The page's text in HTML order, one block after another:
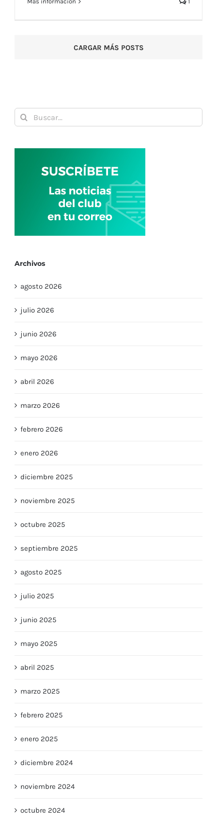
CARGAR MÁS POSTS
Buscar:
Archivos
agosto 2026
julio 2026
junio 2026
mayo 2026
abril 2026
marzo 2026
febrero 2026
enero 2026
diciembre 2025
noviembre 2025
octubre 2025
septiembre 2025
agosto 2025
julio 2025
junio 2025
mayo 2025
abril 2025
marzo 2025
febrero 2025
enero 2025
diciembre 2024
noviembre 2024
octubre 2024